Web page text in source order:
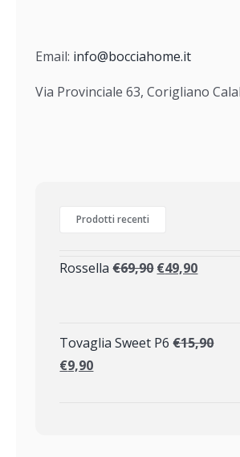
Email: info@bocciahome.it
Via Provinciale 63, Corigliano
Prodotti recenti
Rossella €69,90 €49,90
Tovaglia Sweet P6 €15,90
€9,90